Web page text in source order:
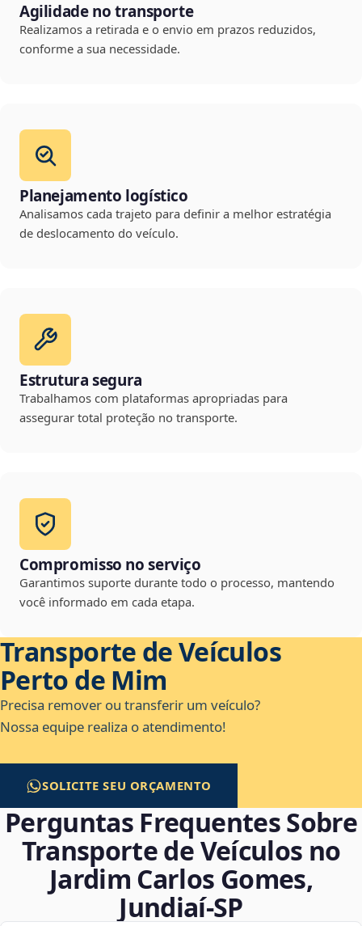
Agilidade no transporte
Realizamos a retirada e o envio em prazos reduzidos,
conforme a sua necessidade.
Planejamento logístico
Analisamos cada trajeto para definir a melhor estratégia
de deslocamento do veículo.
Estrutura segura
Trabalhamos com plataformas apropriadas para
assegurar total proteção no transporte.
Compromisso no serviço
Garantimos suporte durante todo o processo, mantendo
você informado em cada etapa.
Transporte de Veículos
Perto de Mim
Precisa remover ou transferir um veículo?
Nossa equipe realiza o atendimento!
SOLICITE SEU ORÇAMENTO
Perguntas Frequentes Sobre
Transporte de Veículos no
Jardim Carlos Gomes,
Jundiaí‑SP